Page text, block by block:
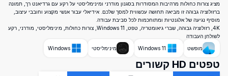
מציג צורות כחולות מרהיבות המסודרות בסגנון מודרני ומינימליסטי על רקע עם גרדיאנט רך, תמונה
ברזולוציה גבוהה זו מביאה תחושה עכשווית למסך שלכם. אידיאלי עבור אנשי מקצוע וחובבי עיצוב,
מוסיף נגיעה של אלגנטיות ומתוחכמות לכל סביבת עבודה.
4K, רזולוציה גבוהה, שברי גיאומטריה, טפט, Windows 11, צורות כחולות, מינימליסטי, מודרני, רקע
לשולחן העבודה
מופשט
Windows 11 מינימליסטי Windows
טפטים HD קשורים